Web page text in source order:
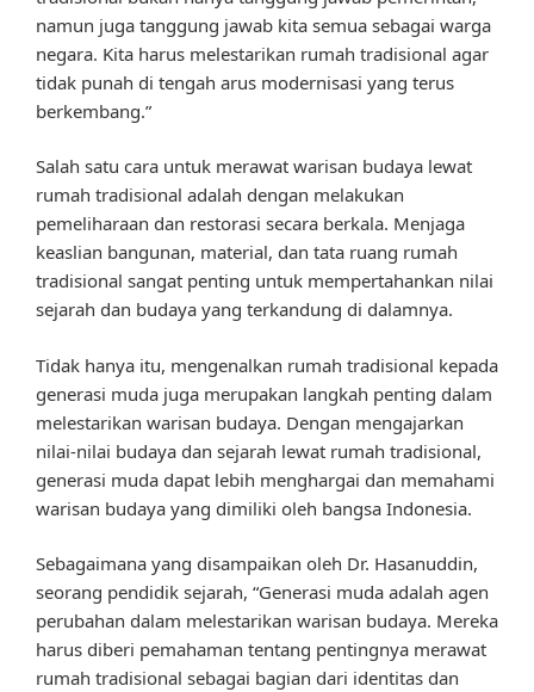
namun juga tanggung jawab kita semua sebagai warga
negara. Kita harus melestarikan rumah tradisional agar
tidak punah di tengah arus modernisasi yang terus
berkembang.”
Salah satu cara untuk merawat warisan budaya lewat
rumah tradisional adalah dengan melakukan
pemeliharaan dan restorasi secara berkala. Menjaga
keaslian bangunan, material, dan tata ruang rumah
tradisional sangat penting untuk mempertahankan nilai
sejarah dan budaya yang terkandung di dalamnya.
Tidak hanya itu, mengenalkan rumah tradisional kepada
generasi muda juga merupakan langkah penting dalam
melestarikan warisan budaya. Dengan mengajarkan
nilai-nilai budaya dan sejarah lewat rumah tradisional,
generasi muda dapat lebih menghargai dan memahami
warisan budaya yang dimiliki oleh bangsa Indonesia.
Sebagaimana yang disampaikan oleh Dr. Hasanuddin,
seorang pendidik sejarah, “Generasi muda adalah agen
perubahan dalam melestarikan warisan budaya. Mereka
harus diberi pemahaman tentang pentingnya merawat
rumah tradisional sebagai bagian dari identitas dan